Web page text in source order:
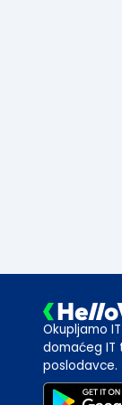
Okupljamo
domaćeg IT
poslodavce.